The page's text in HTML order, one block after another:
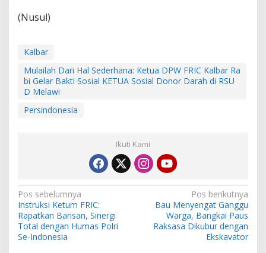
(Nusul)
Kalbar
Mulailah Dari Hal Sederhana: Ketua DPW FRIC Kalbar Ra
bi Gelar Bakti Sosial KETUA Sosial Donor Darah di RSU
D Melawi
Persindonesia
Ikuti Kami
N
a
v
Pos sebelumnya
Instruksi Ketum FRIC:
Rapatkan Barisan, Sinergi
Total dengan Humas Polri
Se-Indonesia
Pos berikutnya
Bau Menyengat Ganggu
Warga, Bangkai Paus
Raksasa Dikubur dengan
Ekskavator